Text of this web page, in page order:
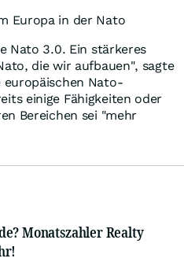
Europa in der Nato
Nato 3.0. Ein stärkeres
die wir aufbauen", sagte
Nato-
einige Fähigkeiten oder
Bereichen sei "mehr
Monatszahler Realty